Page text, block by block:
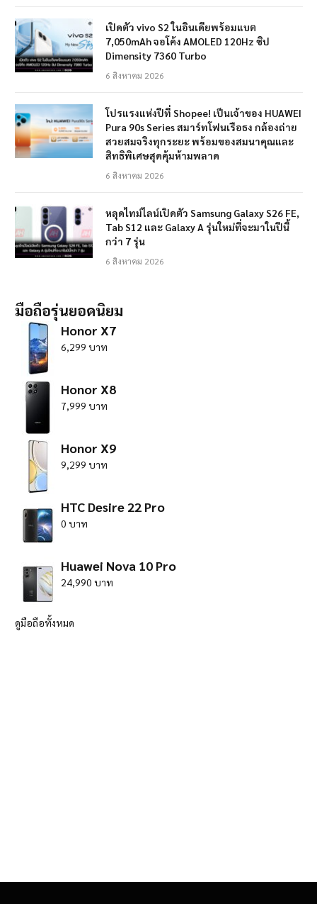
เปิดตัว vivo S2 ในอินเดียพร้อมแบต
7,050mAh จอโค้ง AMOLED 120Hz ชิป
Dimensity 7360 Turbo
6 สิงหาคม 2026
โปรแรงแห่งปีที่ Shopee! เป็นเจ้าของ HUAWEI
Pura 90s Series สมาร์ทโฟนเรือธง กล้องถ่าย
สวยสมจริงทุกระยะ พร้อมของสมนาคุณและ
สิทธิพิเศษสุดคุ้มห้ามพลาด
6 สิงหาคม 2026
หลุดไทม์ไลน์เปิดตัว Samsung Galaxy S26 FE,
Tab S12 และ Galaxy A รุ่นใหม่ที่จะมาในปีนี้
กว่า 7 รุ่น
6 สิงหาคม 2026
มือถือรุ่นยอดนิยม
Honor X7
6,299 บาท
Honor X8
7,999 บาท
Honor X9
9,299 บาท
HTC Desire 22 Pro
0 บาท
Huawei Nova 10 Pro
24,990 บาท
ดูมือถือทั้งหมด